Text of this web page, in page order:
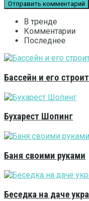
В тренде
Комментарии
Последнее
Бассейн и его
Бухарест Шопинг
Баня своими руками
Беседка на даче